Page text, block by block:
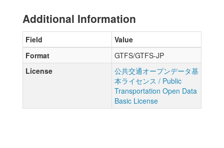
Additional Information
Field
Value
Format
GTFS/GTFS-JP
License
公共交通オープンデータ基
本ライセンス / Public
Transportation Open Data
Basic License